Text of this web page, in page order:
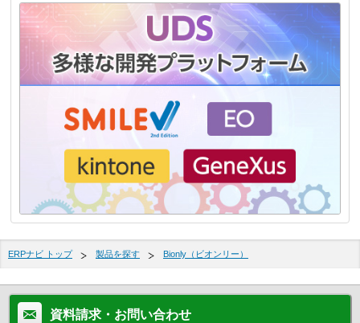
ERPナビ トップ 製品を探す Bionly（ビオンリー）
資料請求・お問い合わせ